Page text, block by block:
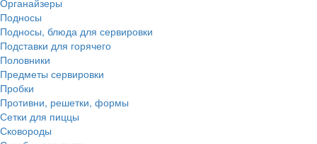
Органайзеры
Подносы
Подносы, блюда для сервировки
Подставки для горячего
Половники
Предметы сервировки
Пробки
Противни, решетки, формы
Сетки для пиццы
Сковороды